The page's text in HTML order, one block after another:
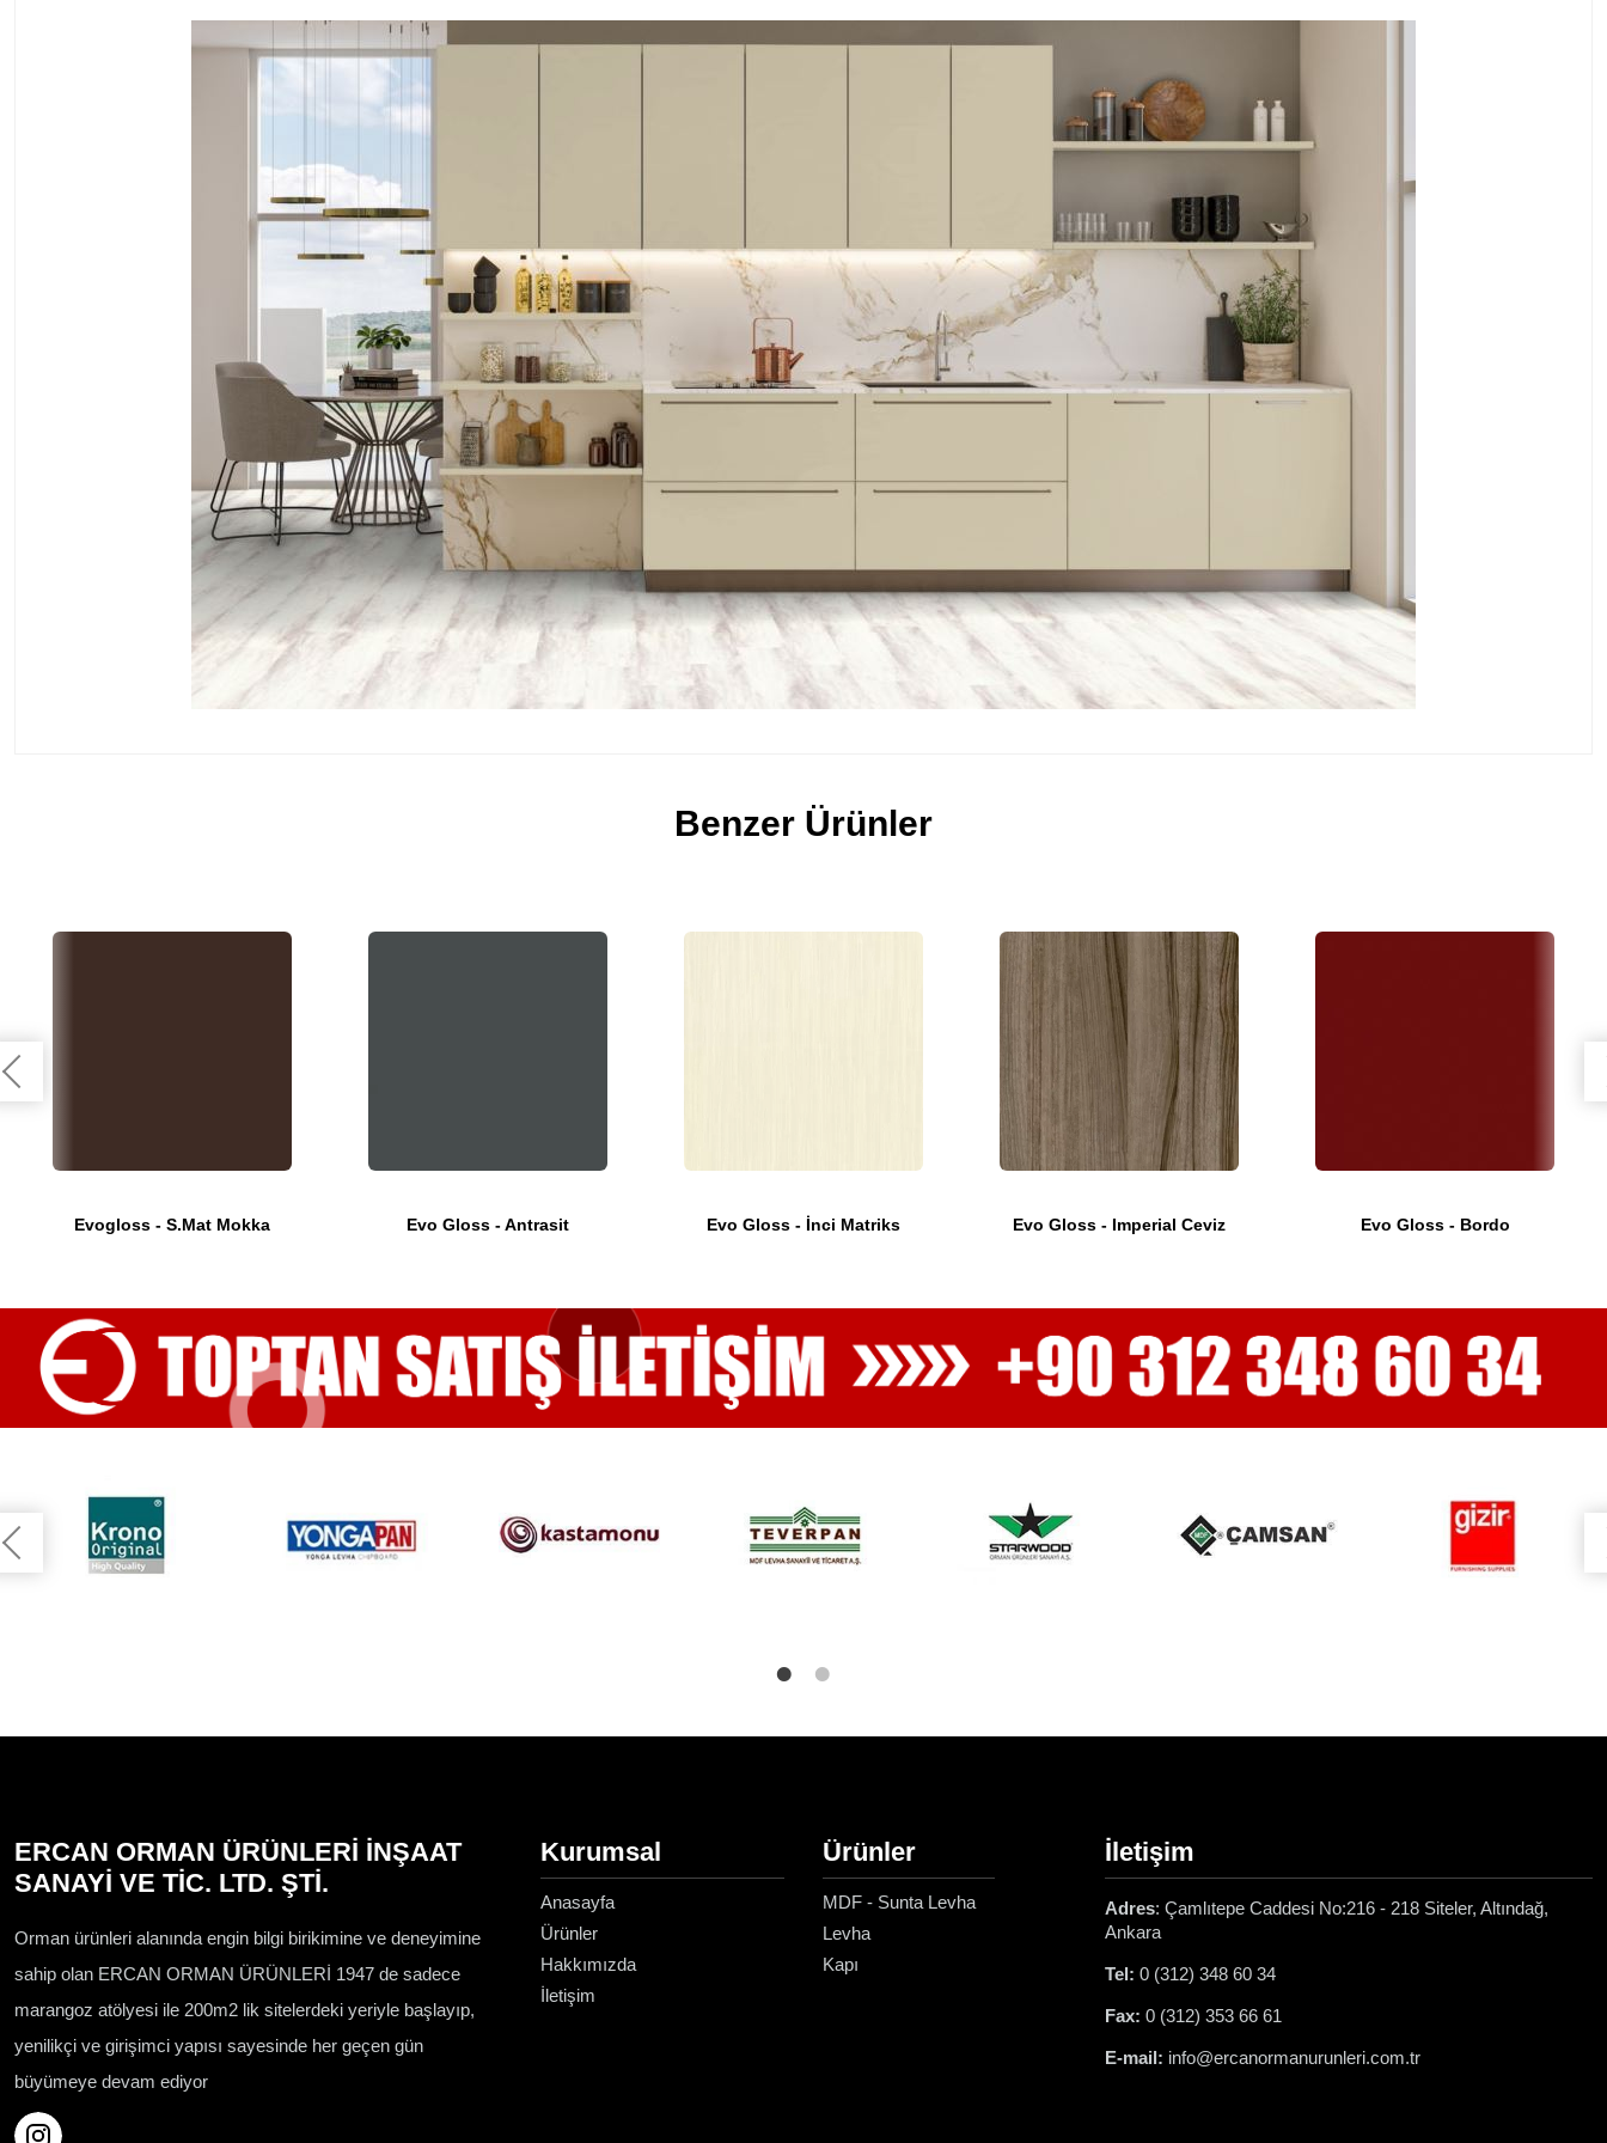
Benzer Ürünler
Evogloss - S.Mat Mokka Evo Gloss - Antrasit Evo Gloss - İnci Matriks Evo Gloss - Imperial Ceviz Evo Gloss - Bordo
ERCAN ORMAN ÜRÜNLERİ İNŞAAT
SANAYİ VE TİC. LTD. ŞTİ.
Orman ürünleri alanında engin bilgi birikimine ve deneyimine
sahip olan ERCAN ORMAN ÜRÜNLERİ 1947 de sadece
marangoz atölyesi ile 200m2 lik sitelerdeki yeriyle başlayıp,
yenilikçi ve girişimci yapısı sayesinde her geçen gün
büyümeye devam ediyor
Kurumsal
Anasayfa
Ürünler
Hakkımızda
İletişim
Ürünler
MDF - Sunta Levha
Levha
Kapı
İletişim
Adres: Çamlıtepe Caddesi No:216 - 218 Siteler, Altındağ,
Ankara
Tel: 0 (312) 348 60 34
Fax: 0 (312) 353 66 61
E-mail: info@ercanormanurunleri.com.tr